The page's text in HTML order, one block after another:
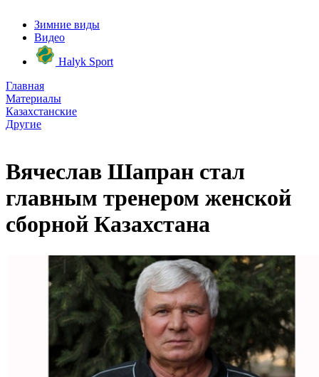
Зимние виды
Видео
Halyk Sport
Главная
Материалы
Казахстанские
Другие
Вячеслав Шапран стал
главным тренером женской
сборной Казахстана